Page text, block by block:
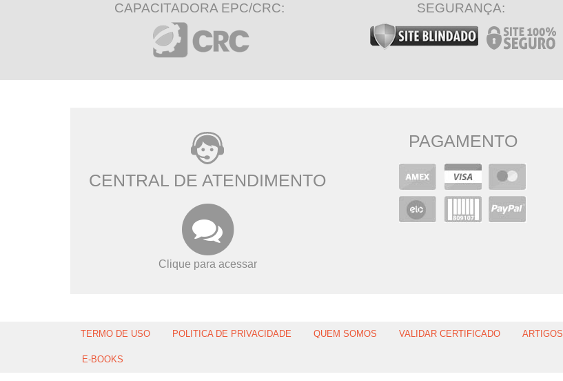
CAPACITADORA EPC/CRC: SEGURANÇA:
CENTRAL DE ATENDIMENTO
Clique para acessar
PAGAMENTO
TERMO DE USO POLITICA DE PRIVACIDADE QUEM SOMOS VALIDAR CERTIFICADO ARTIGOS
E-BOOKS